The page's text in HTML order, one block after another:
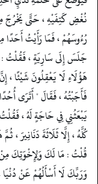
نُغْضِ كَتِفَيْهِ ، حَتَّى يَخْرُجَ
رُءُوسَهُمْ ، فَمَا رَأَيْتُ أَحَدًا
جَلَسَ إِلَى سَارِيَةٍ ، فَقُلْتُ :
هَؤُلَاءِ لَا يَعْقِلُونَ شَيْئًا ،
فَأَجَبْتُهُ ، فَقَالَ " أَتَرَى
يَبْعَثُنِي فِي حَاجَةٍ لَهُ ،
كُلَّهُ ، إِلَّا ثَلَاثَةَ دَنَانِيرَ ،
قُلْتُ : مَا لَكَ وَلِإِخْوَتِكَ
وَرَبِّكَ لَا أَسْأَلُهُمْ عَنْ دُنْيَا